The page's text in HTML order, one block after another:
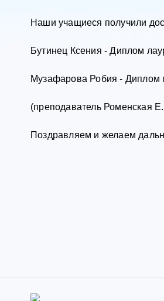
Наши учащиеся получили
Бутинец Ксения - Диплом
Музафарова Робия - Диплом
(преподаватель Роменская
Поздравляем и желаем